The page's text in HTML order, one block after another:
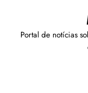
Portal de notícias